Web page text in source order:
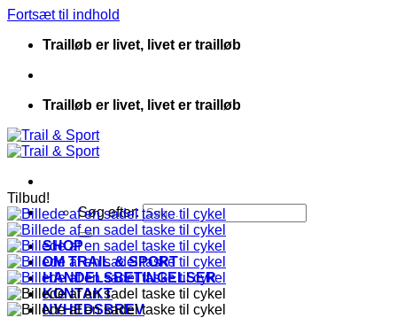
Fortsæt til indhold
Trailløb er livet, livet er trailløb
Trailløb er livet, livet er trailløb
Søg efter:
SHOP
OM TRAIL & SPORT
HANDELSBETINGELSER
KONTAKT
NYHEDSBREV
Tilbud!